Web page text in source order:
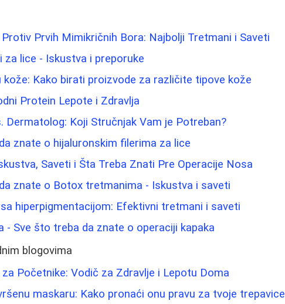
Prvih Mimikričnih Bora: Najbolji Tretmani i Saveti
za lice - Iskustva i preporuke
kože: Kako birati proizvode za različite tipove kože
Protein Lepote i Zdravlja
Dermatolog: Koji Stručnjak Vam je Potreban?
znate o hijaluronskim filerima za lice
Saveti i Šta Treba Znati Pre Operacije Nosa
znate o Botox tretmanima - Iskustva i saveti
hiperpigmentacijom: Efektivni tretmani i saveti
- Sve što treba da znate o operaciji kapaka
blogovima
Početnike: Vodič za Zdravlje i Lepotu Doma
maskaru: Kako pronaći onu pravu za tvoje trepavice